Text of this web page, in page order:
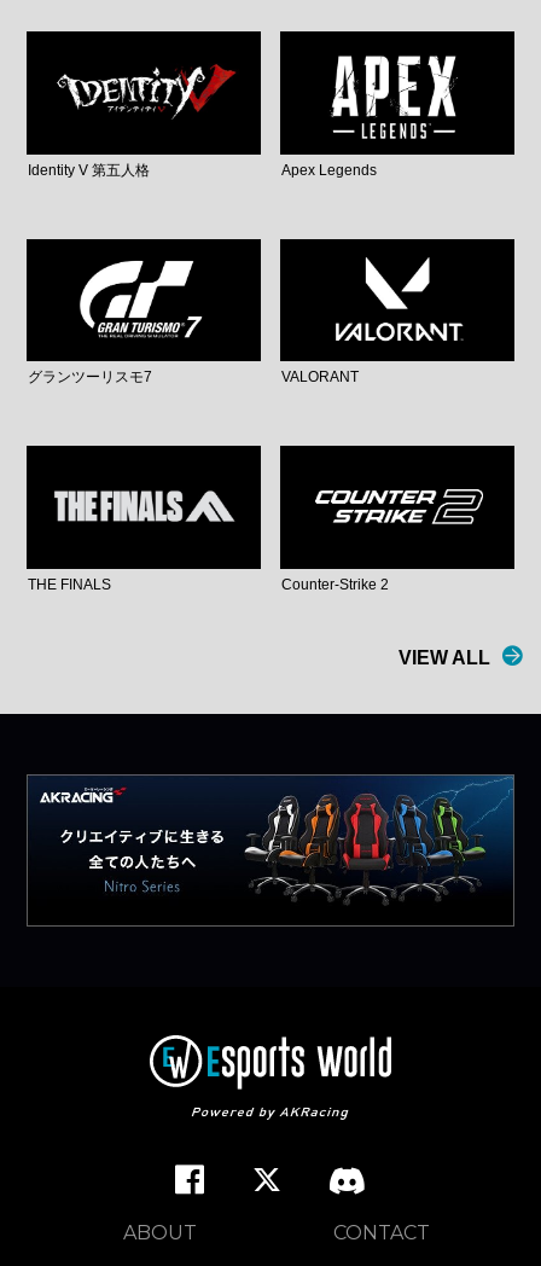
Identity V 第五人格 Apex Legends
グランツーリスモ7 VALORANT
THE FINALS Counter-Strike 2
VIEW ALL
ABOUT
CONTACT